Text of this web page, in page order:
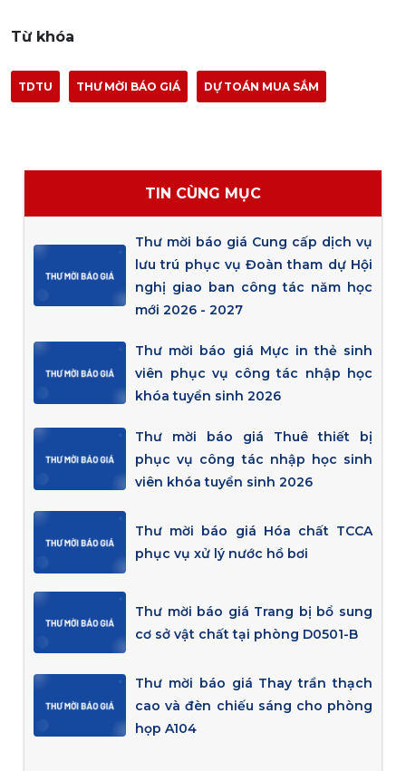
Từ khóa
TDTU THƯ MỜI BÁO GIÁ DỰ TOÁN MUA SẮM
TIN CÙNG MỤC
Thư mời báo giá Cung cấp dịch vụ
lưu trú phục vụ Đoàn tham dự Hội
nghị giao ban công tác năm học
mới 2026 - 2027
Thư mời báo giá Mực in thẻ sinh
viên phục vụ công tác nhập học
khóa tuyển sinh 2026
Thư mời báo giá Thuê thiết bị
phục vụ công tác nhập học sinh
viên khóa tuyển sinh 2026
Thư mời báo giá Hóa chất TCCA
phục vụ xử lý nước hồ bơi
Thư mời báo giá Trang bị bổ sung
cơ sở vật chất tại phòng D0501-B
Thư mời báo giá Thay trần thạch
cao và đèn chiếu sáng cho phòng
họp A104